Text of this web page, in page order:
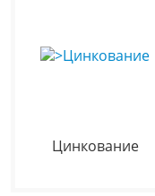
Цинкование